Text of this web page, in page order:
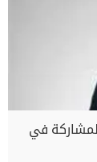
في